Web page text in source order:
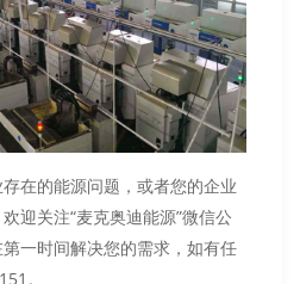
在的能源问题，或者您的企业
迎关注“麦克奥迪能源”微信公
一时间解决您的需求，如有任
。